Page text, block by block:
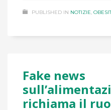
PUBLISHED IN NOTIZIE,
Fake news
richiama il